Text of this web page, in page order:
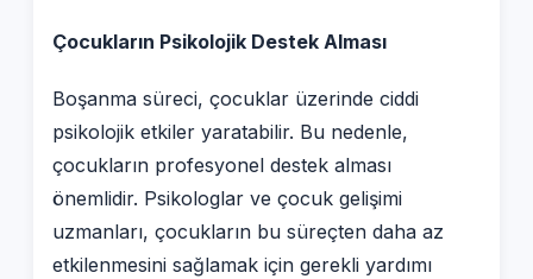
Çocukların Psikolojik Destek Alması
Boşanma süreci, çocuklar üzerinde ciddi
psikolojik etkiler yaratabilir. Bu nedenle,
çocukların profesyonel destek alması
önemlidir. Psikologlar ve çocuk gelişimi
uzmanları, çocukların bu süreçten daha az
etkilenmesini sağlamak için gerekli yardımı